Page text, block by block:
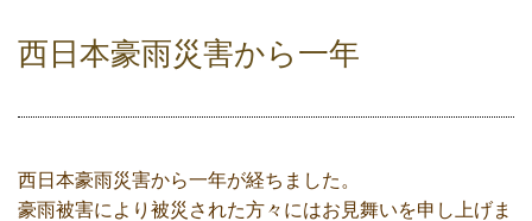
西日本豪雨災害から一年
西日本豪雨災害から一年が経ちました。
豪雨被害により被災された方々にはお見舞いを申し上げま